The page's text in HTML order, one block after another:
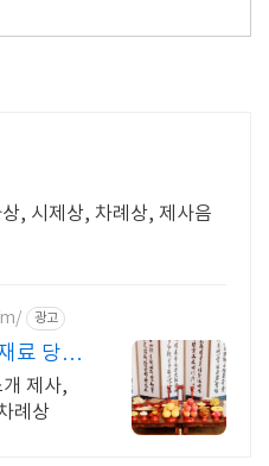
, 시제상, 차례상, 제사음
광고
료 당일
제사,
례상